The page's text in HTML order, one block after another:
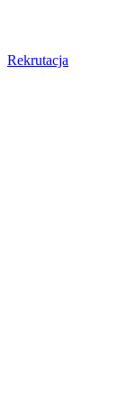
Rekrutacja